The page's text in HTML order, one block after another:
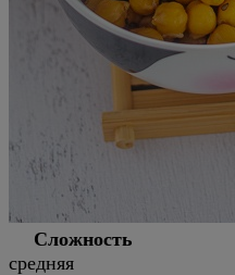
Сложность
средняя